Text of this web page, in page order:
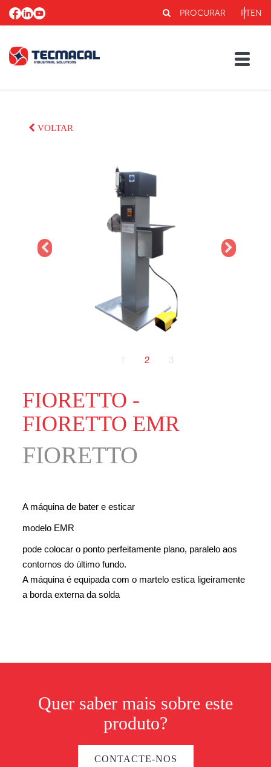
EN
PT
PROCURAR
VOLTAR
1 2 3
FIORETTO -
FIORETTO EMR
FIORETTO
A máquina de bater e esticar
modelo EMR
pode colocar o ponto perfeitamente plano, paralelo aos
contornos do último fundo.
A máquina é equipada com o martelo estica ligeiramente
a borda externa da solda
Quer saber mais sobre este
produto?
CONTACTE-NOS